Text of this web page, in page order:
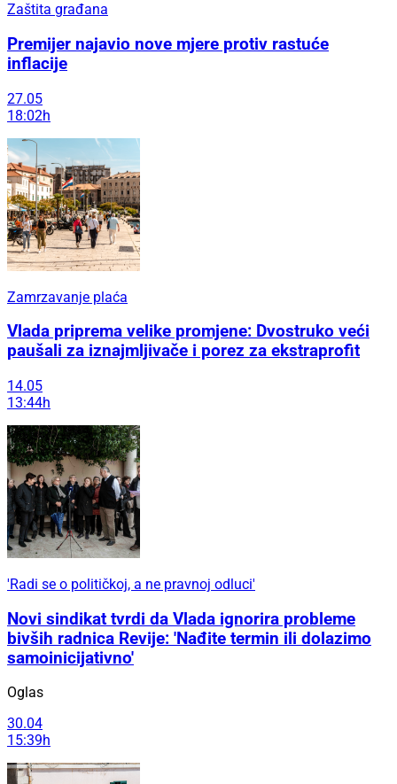
Zaštita građana
Premijer najavio nove mjere protiv rastuće
inflacije
27.05
18:02h
Zamrzavanje plaća
Vlada priprema velike promjene: Dvostruko veći
paušali za iznajmljivače i porez za ekstraprofit
14.05
13:44h
'Radi se o političkoj, a ne pravnoj odluci'
Novi sindikat tvrdi da Vlada ignorira probleme
bivših radnica Revije: 'Nađite termin ili dolazimo
samoinicijativno'
Oglas
30.04
15:39h